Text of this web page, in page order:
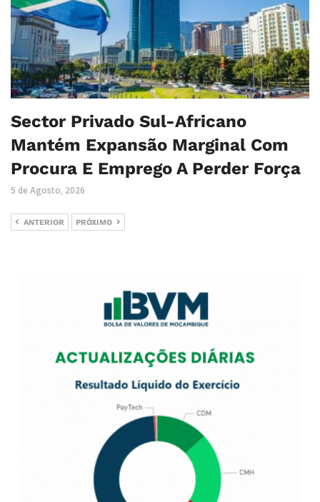
Sector Privado Sul-Africano
Mantém Expansão Marginal Com
Procura E Emprego A Perder Força
5 de Agosto, 2026
ANTERIOR PRÓXIMO